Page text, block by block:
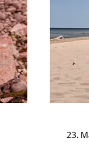
23.